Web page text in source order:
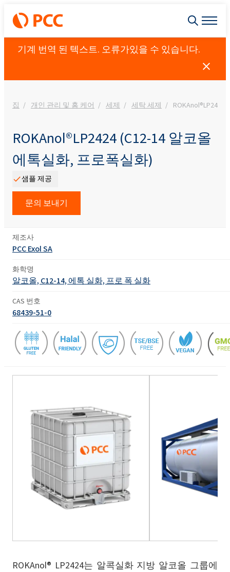
기계 번역 된 텍스트. 오류가있을 수 있습니다.
집 개인 관리 및 홈 케어 세제 세탁 세제
ROKAnol®LP2424 (C12-14 알코올
에톡실화, 프로폭실화)
샘플 제공
문의 보내기
제조사
PCC Exol SA
화학명
알코올, C12-14, 에톡 실화, 프로 폭 실화
CAS 번호
68439-51-0
ROKAnol® LP2424는 알콕실화 지방 알코올 그룹에